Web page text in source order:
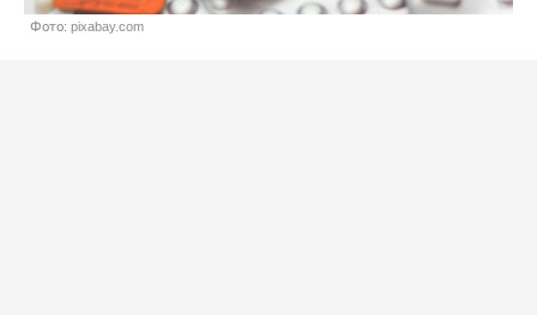
Фото: pixabay.com